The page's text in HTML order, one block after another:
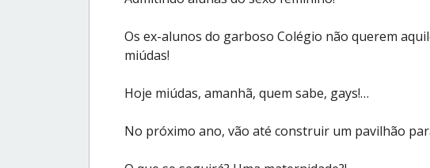
Os ex-alunos do garboso Colégio não querem
miúdas!
Hoje miúdas, amanhã, quem sabe, gays!…
No próximo ano, vão até construir um pavilhão